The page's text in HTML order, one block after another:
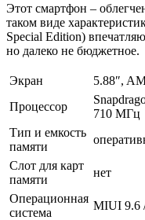
Этот смартфон –
таком виде
Special Edition)
но далеко не бюджетное.
Экран
5.88″,
Процессор
710 МГц
Тип и емкость
памяти
Слот для карт
памяти
нет
Операционная
система
MIUI 9.6